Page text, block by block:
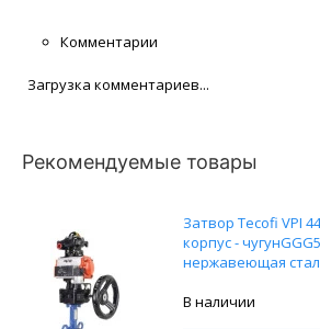
Комментарии
Загрузка комментариев...
Рекомендуемые товары
Затвор Tecofi VPI
корпус -
нержавеющая
052,
В наличии